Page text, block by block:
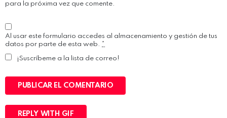
para la próxima vez que comente.
Al usar este formulario accedes al almacenamiento y gestión de tus
datos por parte de esta web. *
¡Suscríbeme a la lista de correo!
PUBLICAR EL COMENTARIO
REPLY WITH GIF